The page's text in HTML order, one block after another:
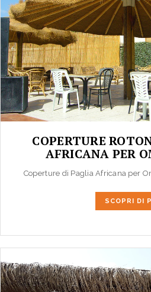
COPERTURE
AFRICANA PER
Coperture di Paglia Africana per
SCOPRI DI